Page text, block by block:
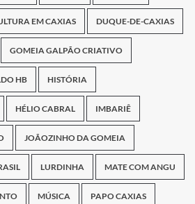
EM CAXIAS DUQUE-DE-CAXIAS
GOMEIA GALPÃO CRIATIVO
HB HISTÓRIA
HÉLIO CABRAL IMBARIÊ
JOÃOZINHO DA GOMEIA
LURDINHA MATE COM ANGU
MÚSICA PAPO CAXIAS